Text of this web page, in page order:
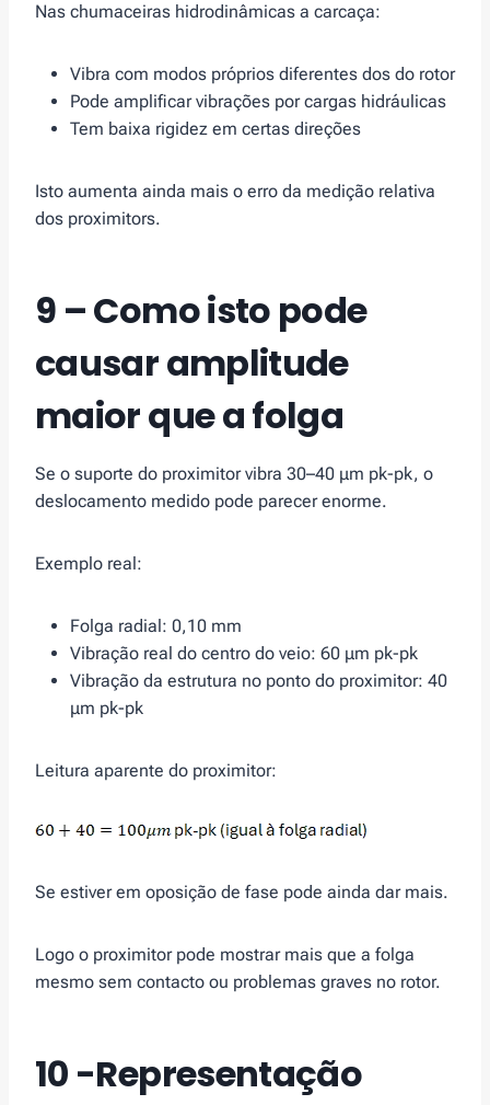
Nas chumaceiras hidrodinâmicas a carcaça:
Vibra com modos próprios diferentes dos do rotor
Pode amplificar vibrações por cargas hidráulicas
Tem baixa rigidez em certas direções
Isto aumenta ainda mais o erro da medição relativa
dos proximitors.
9 – Como isto pode
causar amplitude
maior que a folga
Se o suporte do proximitor vibra 30–40 μm pk-pk, o
deslocamento medido pode parecer enorme.
Exemplo real:
Folga radial: 0,10 mm
Vibração real do centro do veio: 60 μm pk-pk
Vibração da estrutura no ponto do proximitor: 40
μm pk-pk
Leitura aparente do proximitor:
Se estiver em oposição de fase pode ainda dar mais.
Logo o proximitor pode mostrar mais que a folga
mesmo sem contacto ou problemas graves no rotor.
10 -Representação